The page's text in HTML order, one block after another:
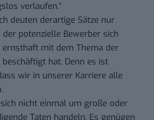
verlaufen.“
deuten derartige Sätze nur
der potenzielle Bewerber sich
ernsthaft mit dem Thema der
hat. Denn es ist
wir in unserer Karriere alle
nicht einmal um große oder
Taten handeln. Es genügen